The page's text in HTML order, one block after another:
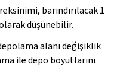
barındırılacak 1
düşünebilir.
alanı değişiklik
ile depo boyutlarını